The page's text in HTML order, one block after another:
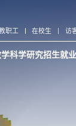
职工 在校生 访
科学研究招生就业